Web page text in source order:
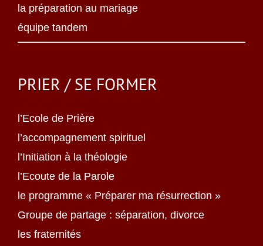
la préparation au mariage
équipe tandem
PRIER / SE FORMER
l’Ecole de Prière
l’accompagnement spirituel
l’Initiation à la théologie
l’Ecoute de la Parole
le programme « Préparer ma résurrection »
Groupe de partage : séparation, divorce
les fraternités